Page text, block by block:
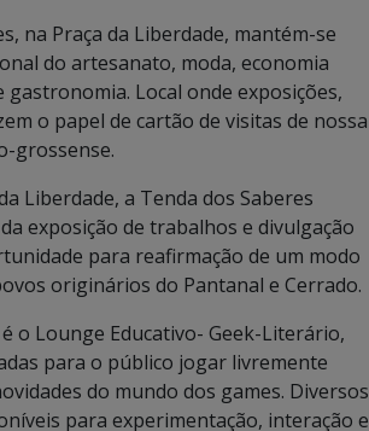
na Praça da Liberdade, mantém-se
do artesanato, moda, economia
Local onde exposições,
o papel de cartão de visitas de nossa
grossense.
Liberdade, a Tenda dos Saberes
exposição de trabalhos e divulgação
para reafirmação de um modo
originários do Pantanal e Cerrado.
o Lounge Educativo- Geek-Literário,
para o público jogar livremente
do mundo dos games. Diversos
para experimentação, interação e